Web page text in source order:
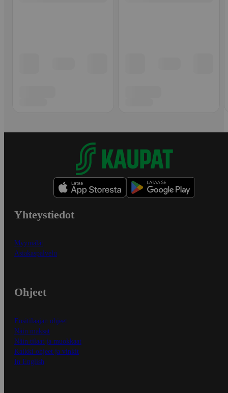
Yhteystiedot
Myymälät
Asiakaspalvelu
Ohjeet
Ensitilaajan ohjeet
Näin maksat
Näin tilaat ja muokkaat
Kaikki ohjeet ja vinkit
In English